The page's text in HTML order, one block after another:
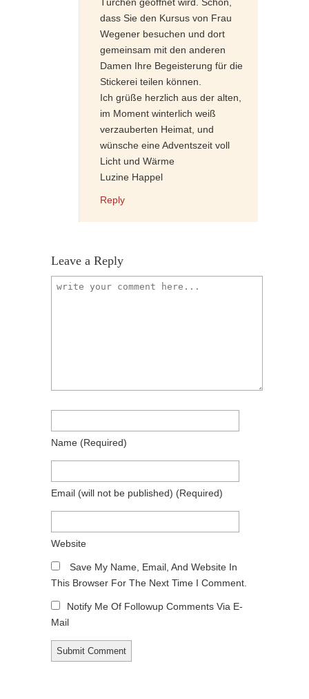
dass Sie den Kursus von Frau
Wegener besuchen und dort
gemeinsam mit den anderen
Damen Ihre Begeisterung für die
Stickerei teilen können.
Ich grüße herzlich aus der alten,
im Moment winterlich weiß
verzauberten Heimat, und
wünsche eine Adventszeit voll
Licht und Wärme
Luzine Happel
Reply
Leave a Reply
Name (required)
Email (will not be published) (required)
Website
Save My Name, Email, And Website In
This Browser For The Next Time I Comment.
Notify Me Of Followup Comments Via E-
Mail